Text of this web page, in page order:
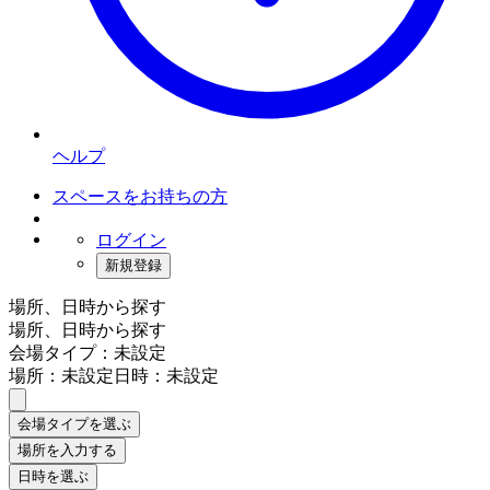
ヘルプ
スペースをお持ちの方
ログイン
新規登録
場所、日時から探す
場所、日時から探す
会場タイプ：未設定
場所：未設定日時：未設定
会場タイプを選ぶ
場所を入力する
日時を選ぶ